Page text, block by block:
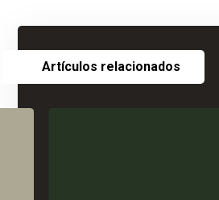
Artículos relacionados